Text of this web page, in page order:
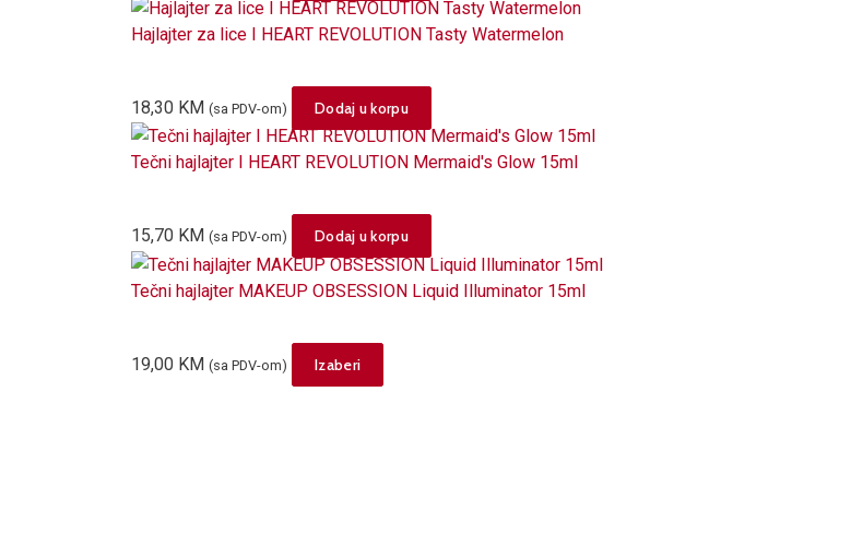
Hajlajter za lice I HEART REVOLUTION Tasty Watermelon
18,30 KM (sa PDV-om) Dodaj u korpu
Tečni hajlajter I HEART REVOLUTION Mermaid's Glow 15ml
15,70 KM (sa PDV-om) Dodaj u korpu
Tečni hajlajter MAKEUP OBSESSION Liquid Illuminator 15ml
19,00 KM (sa PDV-om) Izaberi
product